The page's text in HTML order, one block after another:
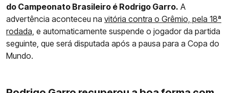
do Campeonato Brasileiro é Rodrigo Garro. A
advertência aconteceu na vitória contra o Grêmio, pela 18ª
rodada, e automaticamente suspende o jogador da partida
seguinte, que será disputada após a pausa para a Copa do
Mundo.